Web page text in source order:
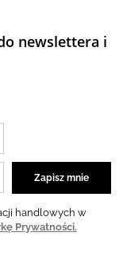
newslettera i
handlowych w
Prywatności.